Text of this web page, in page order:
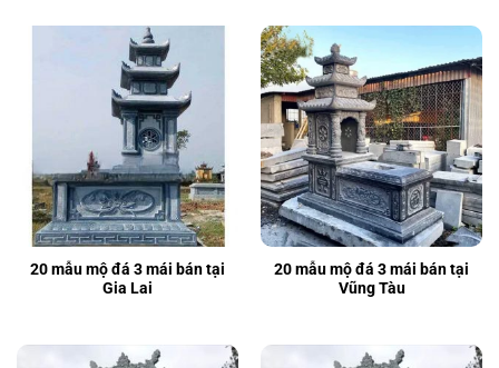
20 mẫu mộ đá 3 mái bán tại
Gia Lai
20 mẫu mộ đá 3 mái bán tại
Vũng Tàu